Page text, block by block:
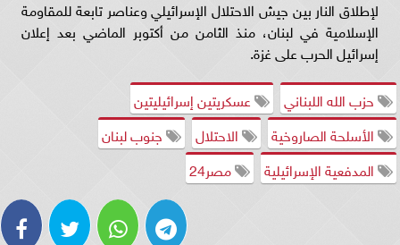
لإطلاق النار بين جيش الاحتلال الإسرائيلي وعناصر تابعة للمقاومة
الإسلامية في لبنان، منذ الثامن من أكتوبر الماضي بعد إعلان
إسرائيل الحرب على غزة.
حزب الله اللبناني
عسكريتين إسرائيليتين
الأسلحة الصاروخية
الاحتلال
جنوب لبنان
المدفعية الإسرائيلية
مصر24